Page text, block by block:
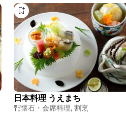
日本料理 うえまち
懐石・会席料理, 割烹